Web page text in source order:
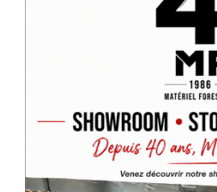
NOS MARQUES
KRPAN